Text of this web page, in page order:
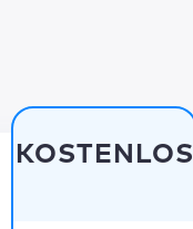
KOSTENLOS